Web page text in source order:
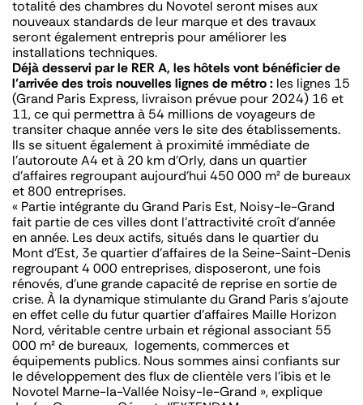
totalité des chambres du Novotel seront mises aux
nouveaux standards de leur marque et des travaux
seront également entrepris pour améliorer les
installations techniques.
Déjà desservi par le RER A, les hôtels vont bénéficier de
l’arrivée des trois nouvelles lignes de métro : les lignes 15
(Grand Paris Express, livraison prévue pour 2024) 16 et
11, ce qui permettra à 54 millions de voyageurs de
transiter chaque année vers le site des établissements.
Ils se situent également à proximité immédiate de
l’autoroute A4 et à 20 km d’Orly, dans un quartier
d’affaires regroupant aujourd’hui 450 000 m² de bureaux
et 800 entreprises.
« Partie intégrante du Grand Paris Est, Noisy-le-Grand
fait partie de ces villes dont l’attractivité croît d’année
en année. Les deux actifs, situés dans le quartier du
Mont d’Est, 3e quartier d’affaires de la Seine-Saint-Denis
regroupant 4 000 entreprises, disposeront, une fois
rénovés, d’une grande capacité de reprise en sortie de
crise. À la dynamique stimulante du Grand Paris s’ajoute
en effet celle du futur quartier d’affaires Maille Horizon
Nord, véritable centre urbain et régional associant 55
000 m² de bureaux, logements, commerces et
équipements publics. Nous sommes ainsi confiants sur
le développement des flux de clientèle vers l’ibis et le
Novotel Marne-la-Vallée Noisy-le-Grand », explique